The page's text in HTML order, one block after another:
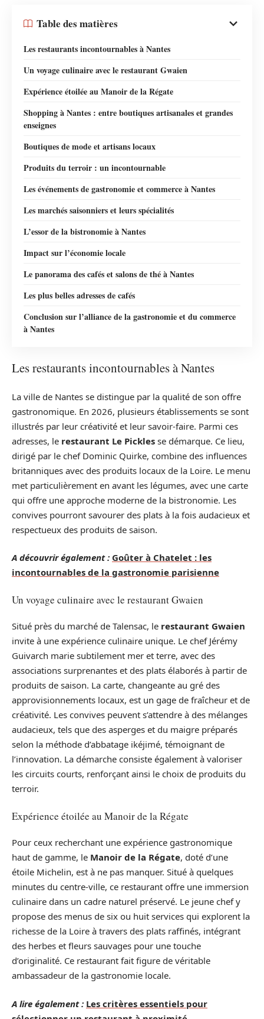
Table des matières
Les restaurants incontournables à Nantes
Un voyage culinaire avec le restaurant Gwaien
Expérience étoilée au Manoir de la Régate
Shopping à Nantes : entre boutiques artisanales et grandes
enseignes
Boutiques de mode et artisans locaux
Produits du terroir : un incontournable
Les événements de gastronomie et commerce à Nantes
Les marchés saisonniers et leurs spécialités
L’essor de la bistronomie à Nantes
Impact sur l’économie locale
Le panorama des cafés et salons de thé à Nantes
Les plus belles adresses de cafés
Conclusion sur l’alliance de la gastronomie et du commerce
à Nantes
Les restaurants incontournables à Nantes
La ville de Nantes se distingue par la qualité de son offre
gastronomique. En 2026, plusieurs établissements se sont
illustrés par leur créativité et leur savoir-faire. Parmi ces
adresses, le restaurant Le Pickles se démarque. Ce lieu,
dirigé par le chef Dominic Quirke, combine des influences
britanniques avec des produits locaux de la Loire. Le menu
met particulièrement en avant les légumes, avec une carte
qui offre une approche moderne de la bistronomie. Les
convives pourront savourer des plats à la fois audacieux et
respectueux des produits de saison.
A découvrir également : Goûter à Chatelet : les
incontournables de la gastronomie parisienne
Un voyage culinaire avec le restaurant Gwaien
Situé près du marché de Talensac, le restaurant Gwaien
invite à une expérience culinaire unique. Le chef Jérémy
Guivarch marie subtilement mer et terre, avec des
associations surprenantes et des plats élaborés à partir de
produits de saison. La carte, changeante au gré des
approvisionnements locaux, est un gage de fraîcheur et de
créativité. Les convives peuvent s’attendre à des mélanges
audacieux, tels que des asperges et du maigre préparés
selon la méthode d’abbatage ikéjimé, témoignant de
l’innovation. La démarche consiste également à valoriser
les circuits courts, renforçant ainsi le choix de produits du
terroir.
Expérience étoilée au Manoir de la Régate
Pour ceux recherchant une expérience gastronomique
haut de gamme, le Manoir de la Régate, doté d’une
étoile Michelin, est à ne pas manquer. Situé à quelques
minutes du centre-ville, ce restaurant offre une immersion
culinaire dans un cadre naturel préservé. Le jeune chef y
propose des menus de six ou huit services qui explorent la
richesse de la Loire à travers des plats raffinés, intégrant
des herbes et fleurs sauvages pour une touche
d’originalité. Ce restaurant fait figure de véritable
ambassadeur de la gastronomie locale.
A lire également : Les critères essentiels pour